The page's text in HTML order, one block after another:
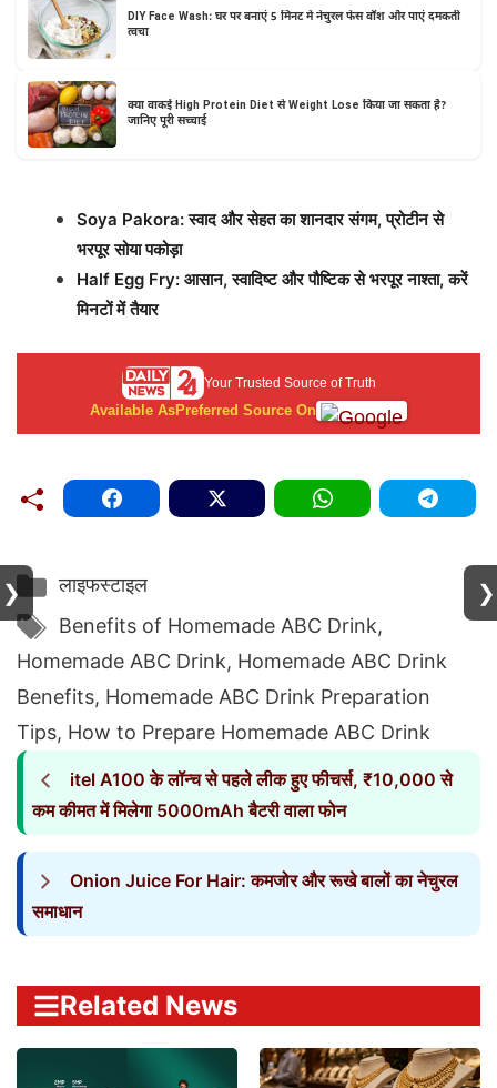
DIY Face Wash: घर पर बनाएं 5 मिनट में नेचुरल फेस वॉश और पाएं दमकती
त्वचा
क्या वाकई High Protein Diet से Weight Lose किया जा सकता है?
जानिए पूरी सच्चाई
Soya Pakora: स्वाद और सेहत का शानदार संगम, प्रोटीन से
भरपूर सोया पकोड़ा
Half Egg Fry: आसान, स्वादिष्ट और पौष्टिक से भरपूर नाश्ता, करें
मिनटों में तैयार
Your Trusted Source of Truth
Available AsPreferred Source On
Categories
लाइफस्टाइल
Tags
Benefits of Homemade ABC Drink,
Homemade ABC Drink, Homemade ABC Drink
Benefits, Homemade ABC Drink Preparation
Tips, How to Prepare Homemade ABC Drink
itel A100 के लॉन्च से पहले लीक हुए फीचर्स, ₹10,000 से
कम कीमत में मिलेगा 5000mAh बैटरी वाला फोन
Onion Juice For Hair: कमजोर और रूखे बालों का नेचुरल
समाधान
Related News
❯ ❯